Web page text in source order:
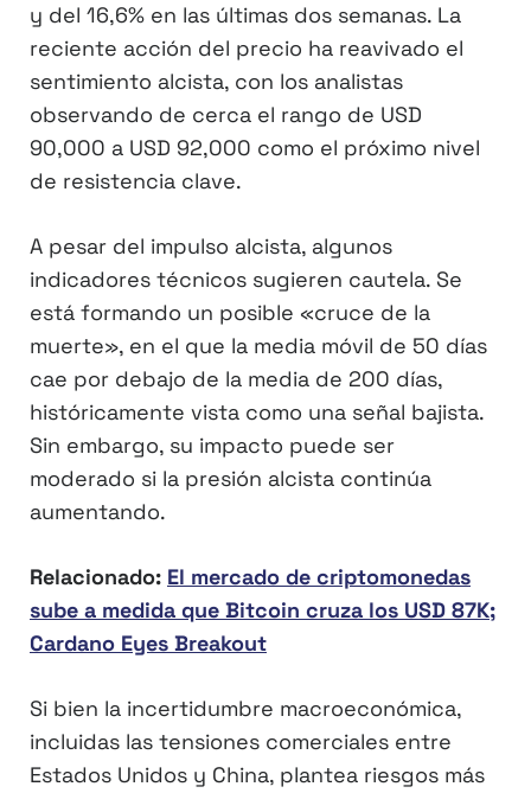
y del 16,6% en las últimas dos semanas. La
reciente acción del precio ha reavivado el
sentimiento alcista, con los analistas
observando de cerca el rango de USD
90,000 a USD 92,000 como el próximo nivel
de resistencia clave.
A pesar del impulso alcista, algunos
indicadores técnicos sugieren cautela. Se
está formando un posible «cruce de la
muerte», en el que la media móvil de 50 días
cae por debajo de la media de 200 días,
históricamente vista como una señal bajista.
Sin embargo, su impacto puede ser
moderado si la presión alcista continúa
aumentando.
Relacionado: El mercado de criptomonedas
sube a medida que Bitcoin cruza los USD 87K;
Cardano Eyes Breakout
Si bien la incertidumbre macroeconómica,
incluidas las tensiones comerciales entre
Estados Unidos y China, plantea riesgos más